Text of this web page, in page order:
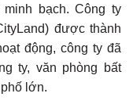
bạch. Công ty
được thành
động, công ty đã
ty, văn phòng bất
lớn.